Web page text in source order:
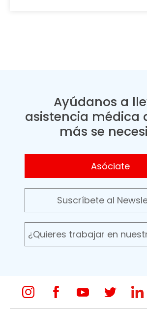
Ayúdanos a
asistencia médica
más se
Asóciate
Suscríbete al
¿Quieres trabajar en